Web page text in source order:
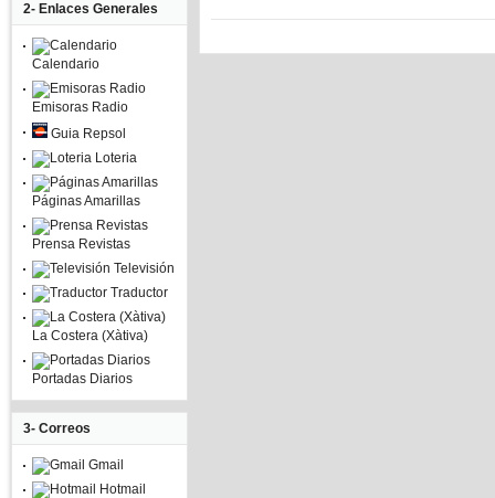
2- Enlaces Generales
Calendario
Emisoras Radio
Guia Repsol
Loteria
Páginas Amarillas
Prensa Revistas
Televisión
Traductor
La Costera (Xàtiva)
Portadas Diarios
3- Correos
Gmail
Hotmail